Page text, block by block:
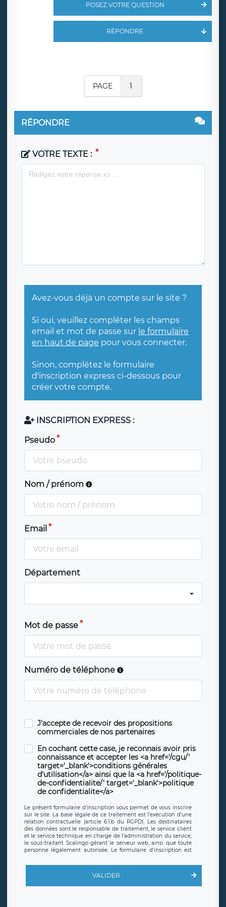
POSEZ VOTRE QUESTION
RÉPONDRE
PAGE 1
RÉPONDRE
VOTRE TEXTE :
Avez-vous déjà un compte sur le site ?
Si oui, veuillez compléter les champs
email et mot de passe sur le formulaire
en haut de page pour vous connecter.
Sinon, complétez le formulaire
d'inscription express ci-dessous pour
créer votre compte.
INSCRIPTION EXPRESS :
Pseudo
Nom / prénom
Email
Département
Mot de passe
Numéro de téléphone
J'accepte de recevoir des propositions
commerciales de nos partenaires
En cochant cette case, je reconnais avoir pris
connaissance et accepter les <a href='/cgu/'
target='_blank'>conditions générales
d'utilisation</a> ainsi que la <a href='/politique-
de-confidentialite/' target='_blank'>politique
de confidentialite</a>
Le présent formulaire d’inscription vous permet de vous inscrire
sur le site. La base légale de ce traitement est l’exécution d’une
relation contractuelle (article 6.1.b du RGPD). Les destinataires
des données sont le responsable de traitement, le service client
et le service technique en charge de l’administration du service,
le sous-traitant Scalingo gérant le serveur web, ainsi que toute
personne légalement autorisée. Le formulaire d’inscription est
offrant desclauses de protection conformes au RGPD. Les
en sollicite la suppression, étant entendu que vous pouvez
demander la suppression de vos données et retirer votre
VALIDER